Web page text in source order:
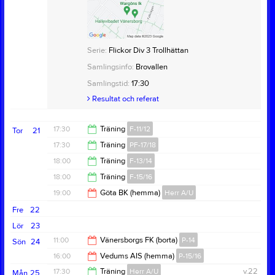
Serie: Flickor Div 3 Trollhättan
Samlingsinfo: Brovallen
Samlingstid: 17:30
Resultat och referat
21
Tor 17:30 Träning F-11/12
19:00
17:30 Träning PF-17/18
18:30
18:00 Träning F-13/14
19:00
18:00 Träning F-15/16
19:00 Göta BK (hemma) Herr A/U
22
Fre
23
Lör
24
Sön 11:00 Vänersborgs FK (borta) P-14
13:00
16:00 Vedums AIS (hemma) P-15/16
v.22
17:30 Träning Herr A/U